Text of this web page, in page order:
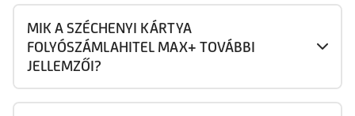
MIK A SZÉCHENYI KÁRTYA
FOLYÓSZÁMLAHITEL MAX+ TOVÁBBI
JELLEMZŐI?